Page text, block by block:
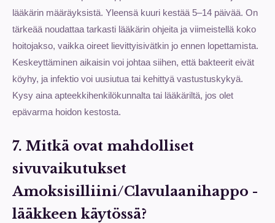
lääkärin määräyksistä. Yleensä kuuri kestää 5–14 päivää. On
tärkeää noudattaa tarkasti lääkärin ohjeita ja viimeistellä koko
hoitojakso, vaikka oireet lievittyisivätkin jo ennen lopettamista.
Keskeyttäminen aikaisin voi johtaa siihen, että bakteerit eivät
köyhy, ja infektio voi uusiutua tai kehittyä vastustuskykyä.
Kysy aina apteekkihenkilökunnalta tai lääkäriltä, jos olet
epävarma hoidon kestosta.
7. Mitkä ovat mahdolliset
sivuvaikutukset
Amoksisilliini/Clavulaanihappo -
lääkkeen käytössä?